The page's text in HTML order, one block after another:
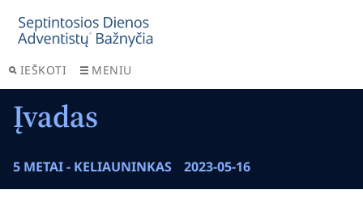
IEŠKOTI MENIU
Įvadas
5 METAI - KELIAUNINKAS 2023-05-16